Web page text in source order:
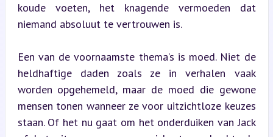
koude voeten, het knagende vermoeden dat
niemand absoluut te vertrouwen is.
Een van de voornaamste thema’s is moed. Niet de
heldhaftige daden zoals ze in verhalen vaak
worden opgehemeld, maar de moed die gewone
mensen tonen wanneer ze voor uitzichtloze keuzes
staan. Of het nu gaat om het onderduiken van Jack